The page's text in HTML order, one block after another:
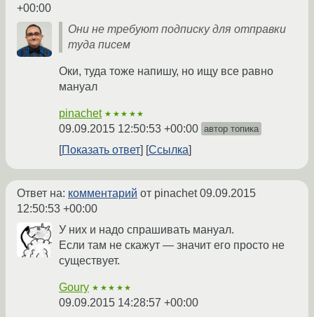
+00:00
Они не требуют подписку для отправки
туда писем
Оки, туда тоже напишу, но ищу все равно
мануал
pinachet ★★★★★
09.09.2015 12:50:53 +00:00 автор топика
Показать ответ Ссылка
Ответ на: комментарий от pinachet09.09.2015
12:50:53 +00:00
У них и надо спрашивать мануал.
Если там не скажут — значит его просто не
существует.
Goury ★★★★★
09.09.2015 14:28:57 +00:00